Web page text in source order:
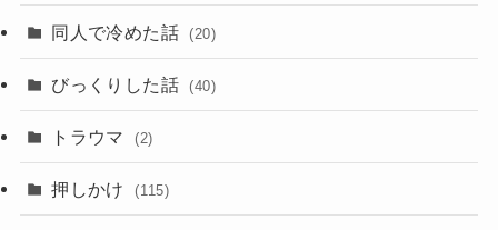
同人で冷めた話 (20)
びっくりした話 (40)
トラウマ (2)
押しかけ (115)